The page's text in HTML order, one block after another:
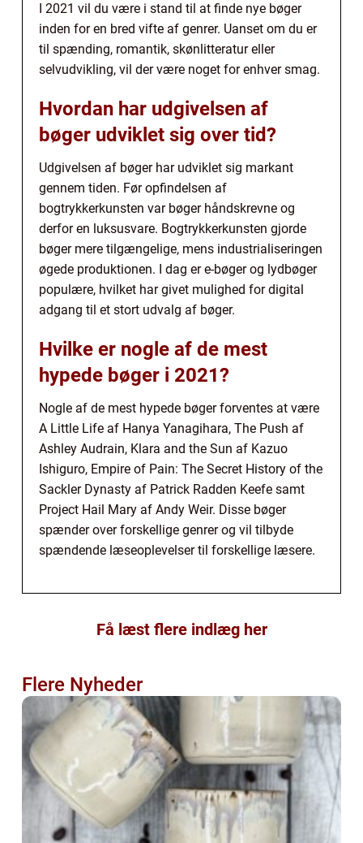
I 2021 vil du være i stand til at finde nye bøger
inden for en bred vifte af genrer. Uanset om du er
til spænding, romantik, skønlitteratur eller
selvudvikling, vil der være noget for enhver smag.
Hvordan har udgivelsen af
bøger udviklet sig over tid?
Udgivelsen af bøger har udviklet sig markant
gennem tiden. Før opfindelsen af
bogtrykkerkunsten var bøger håndskrevne og
derfor en luksusvare. Bogtrykkerkunsten gjorde
bøger mere tilgængelige, mens industrialiseringen
øgede produktionen. I dag er e-bøger og lydbøger
populære, hvilket har givet mulighed for digital
adgang til et stort udvalg af bøger.
Hvilke er nogle af de mest
hypede bøger i 2021?
Nogle af de mest hypede bøger forventes at være
A Little Life af Hanya Yanagihara, The Push af
Ashley Audrain, Klara and the Sun af Kazuo
Ishiguro, Empire of Pain: The Secret History of the
Sackler Dynasty af Patrick Radden Keefe samt
Project Hail Mary af Andy Weir. Disse bøger
spænder over forskellige genrer og vil tilbyde
spændende læseoplevelser til forskellige læsere.
Få læst flere indlæg her
Flere Nyheder